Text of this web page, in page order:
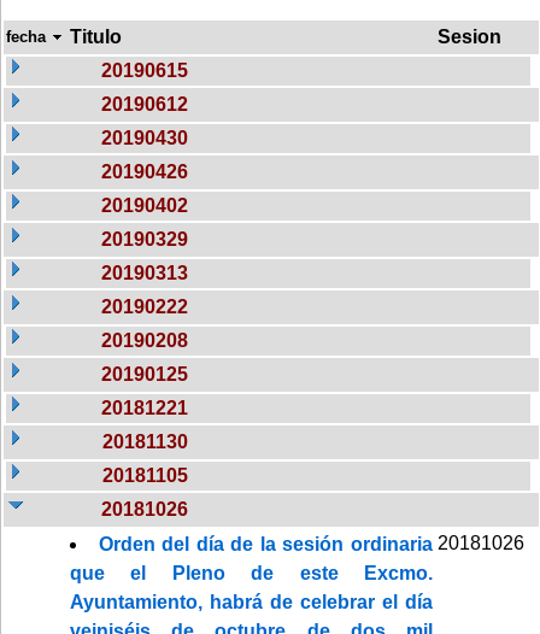
fecha Titulo
Sesion
20190615
20190612
20190430
20190426
20190402
20190329
20190313
20190222
20190208
20190125
20181221
20181130
20181105
20181026
Orden del día de la sesión ordinaria
que el Pleno de este Excmo.
Ayuntamiento, habrá de celebrar el día
20181026